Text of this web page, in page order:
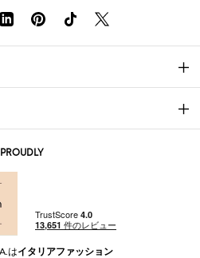
PROUDLY
はイタリアファッション